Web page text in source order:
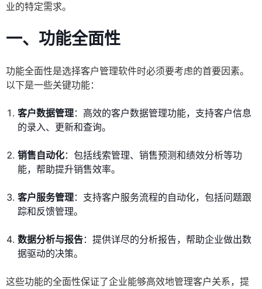
业的特定需求。
一、功能全面性
功能全面性是选择客户管理软件时必须要考虑的首要因素。
以下是一些关键功能：
客户数据管理：高效的客户数据管理功能，支持客户信息
的录入、更新和查询。
销售自动化：包括线索管理、销售预测和绩效分析等功
能，帮助提升销售效率。
客户服务管理：支持客户服务流程的自动化，包括问题跟
踪和反馈管理。
数据分析与报告：提供详尽的分析报告，帮助企业做出数
据驱动的决策。
这些功能的全面性保证了企业能够高效地管理客户关系，提